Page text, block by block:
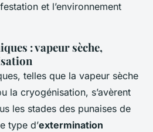
et l’environnement
: vapeur sèche,
telles que la vapeur sèche
la cryogénisation, s’avèrent
les stades des punaises de
type d’extermination